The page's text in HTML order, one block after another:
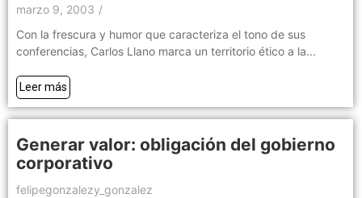
marzo 9, 2003 /
Con la frescura y humor que caracteriza el tono de sus
conferencias, Carlos Llano marca un territorio ético a la...
Leer más
Generar valor: obligación del gobierno
corporativo
felipegonzalezy_gonzalez